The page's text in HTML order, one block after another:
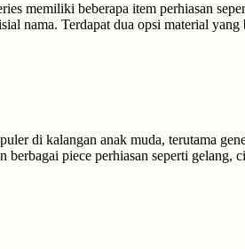
memiliki beberapa item perhiasan
nama. Terdapat dua opsi material
di kalangan anak muda, terutama
piece perhiasan seperti gelang,